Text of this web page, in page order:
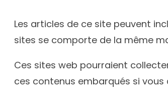
Les articles de ce site peuvent
sites se comporte de la même
Ces sites web pourraient
ces contenus embarqués si